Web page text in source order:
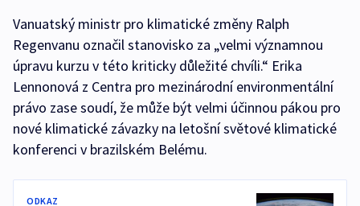
Vanuatský ministr pro klimatické změny Ralph
Regenvanu označil stanovisko za „velmi významnou
úpravu kurzu v této kriticky důležité chvíli.“ Erika
Lennonová z Centra pro mezinárodní environmentální
právo zase soudí, že může být velmi účinnou pákou pro
nové klimatické závazky na letošní světové klimatické
konferenci v brazilském Belému.
ODKAZ